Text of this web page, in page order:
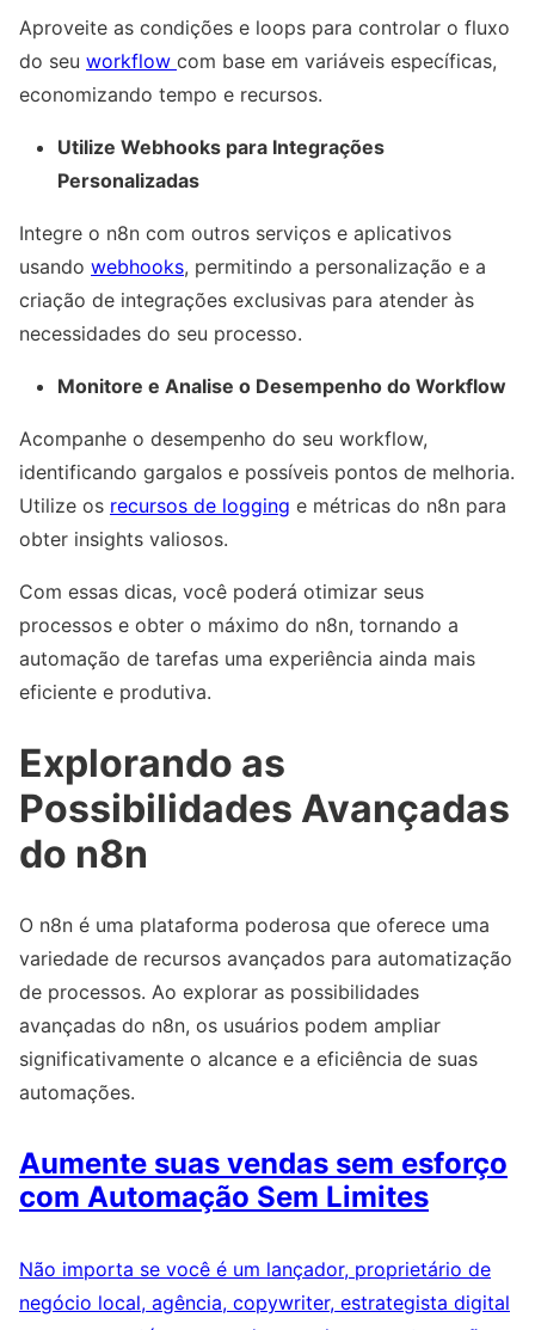
Aproveite as condições e loops para controlar o fluxo
do seu workflow com base em variáveis específicas,
economizando tempo e recursos.
Utilize Webhooks para Integrações
Personalizadas
Integre o n8n com outros serviços e aplicativos
usando webhooks, permitindo a personalização e a
criação de integrações exclusivas para atender às
necessidades do seu processo.
Monitore e Analise o Desempenho do Workflow
Acompanhe o desempenho do seu workflow,
identificando gargalos e possíveis pontos de melhoria.
Utilize os recursos de logging e métricas do n8n para
obter insights valiosos.
Com essas dicas, você poderá otimizar seus
processos e obter o máximo do n8n, tornando a
automação de tarefas uma experiência ainda mais
eficiente e produtiva.
Explorando as
Possibilidades Avançadas
do n8n
O n8n é uma plataforma poderosa que oferece uma
variedade de recursos avançados para automatização
de processos. Ao explorar as possibilidades
avançadas do n8n, os usuários podem ampliar
significativamente o alcance e a eficiência de suas
automações.
Aumente suas vendas sem esforço
com Automação Sem Limites
Não importa se você é um lançador, proprietário de
negócio local, agência, copywriter, estrategista digital